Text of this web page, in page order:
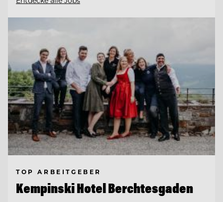
TOP ARBEITGEBER
Kempinski Hotel Berchtesgaden